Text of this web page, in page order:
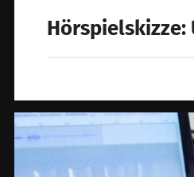
Hörspielskizze: